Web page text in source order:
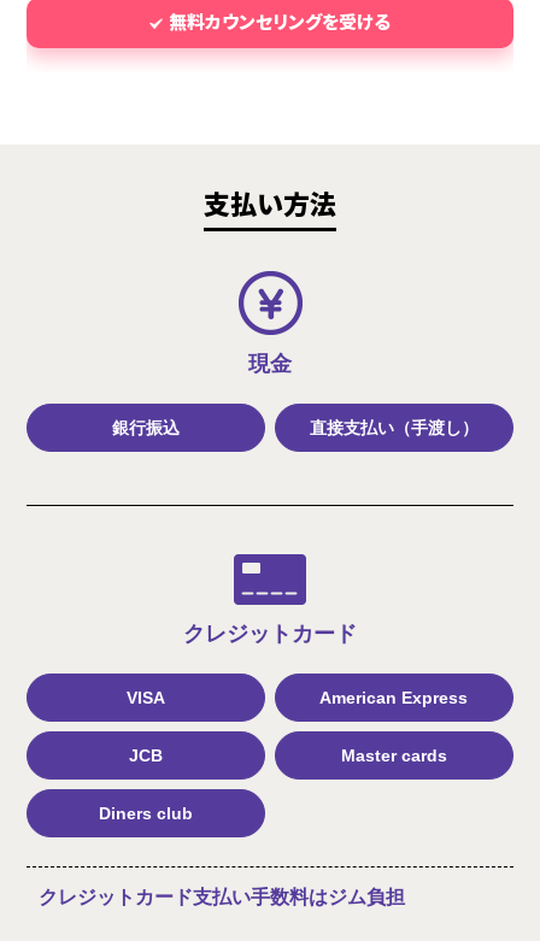
無料カウンセリングを受ける
支払い方法
現金
銀行振込 直接支払い（手渡し）
クレジット カード
VISA American Express
JCB Master cards
Diners club
クレジットカード支払い手数料はジム負担